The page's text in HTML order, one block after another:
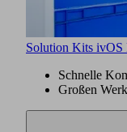
Solution Kits ivOS
Schnelle
Großen